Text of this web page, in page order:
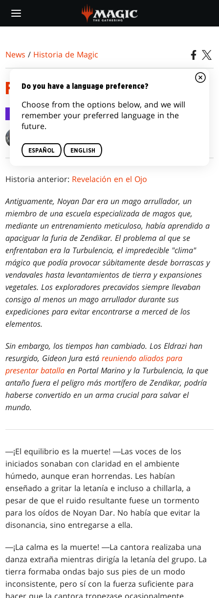
main
News / Historia de Magic
FORMANDO UN EJÉRCITO
Historia de Magic 15 may 2024
Historia anterior: Revelación en el Ojo
Antiguamente, Noyan Dar era un mago arrullador, un
miembro de una escuela especializada de magos que,
mediante un entrenamiento meticuloso, había aprendido a
apaciguar la furia de Zendikar. El problema al que se
enfrentaban era la Turbulencia, el impredecible "clima"
mágico que podía provocar súbitamente desde borrascas y
vendavales hasta levantamientos de tierra y expansiones
vegetales. Los exploradores precavidos siempre llevaban
consigo al menos un mago arrullador durante sus
expediciones para evitar encontrarse a merced de los
elementos.
Sin embargo, los tiempos han cambiado. Los Eldrazi han
resurgido, Gideon Jura estáreuniendo aliados para
presentar batalla en Portal Marino y la Turbulencia, la que
antaño fuera el peligro más mortífero de Zendikar, podría
haberse convertido en un arma crucial para salvar el
mundo.
―¡El equilibrio es la muerte! ―Las voces de los
iniciados sonaban con claridad en el ambiente
húmedo, aunque eran horrendas. Les habían
enseñado a gritar la letanía e incluso a chillarla, a
pesar de que el ruido resultante fuese un tormento
para los oídos de Noyan Dar. No había que evitar la
disonancia, sino entregarse a ella.
―¡La calma es la muerte! ―La cantora realizaba una
danza extraña mientras dirigía la letanía del grupo. La
tierra formaba ondas bajo sus pies de un modo
inconsistente, pero sí con la fuerza suficiente para
Do you have a language preference?
Choose from the options below, and we will
remember your preferred language in the
future.
ESPAÑOL ENGLISH